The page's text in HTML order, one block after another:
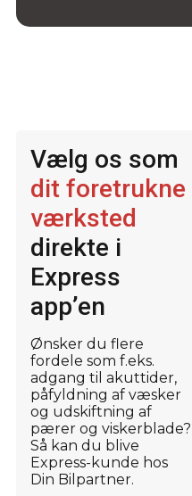
Vælg os som
dit foretrukne
værksted
direkte i
Express
app’en
Ønsker du flere
fordele som f.eks.
adgang til akuttider,
påfyldning af væsker
og udskiftning af
pærer og viskerblade?
Så kan du blive
Express-kunde hos
Din Bilpartner.